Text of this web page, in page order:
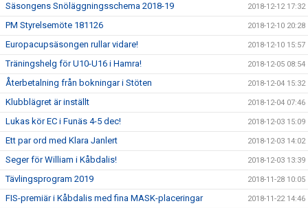
Säsongens Snöläggningsschema 2018-19 2018-12-12 17:32
PM Styrelsemöte 181126 2018-12-10 20:28
Europacupsäsongen rullar vidare! 2018-12-10 15:57
Träningshelg för U10-U16 i Hamra! 2018-12-05 08:54
Återbetalning från bokningar i Stöten 2018-12-04 15:32
Klubblägret är inställt 2018-12-04 07:46
Lukas kör EC i Funäs 4-5 dec! 2018-12-03 15:09
Ett par ord med Klara Janlert 2018-12-03 14:02
Seger för William i Kåbdalis! 2018-12-03 13:39
Tävlingsprogram 2019 2018-11-28 10:05
FIS-premiär i Kåbdalis med fina MASK-placeringar 2018-11-22 14:46